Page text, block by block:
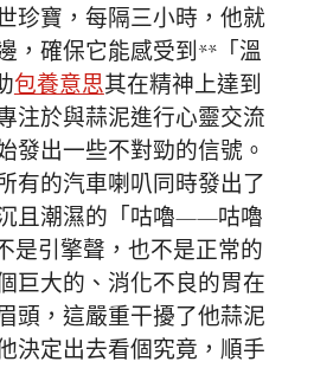
珍寶，每隔三小時，他就
，確保它能感受到**「溫
包養意思其在精神上達到
注於與蒜泥進行心靈交流
發出一些不對勁的信號。
有的汽車喇叭同時發出了
且潮濕的「咕嚕——咕嚕
引擎聲，也不是正常的
巨大的、消化不良的胃在
頭，這嚴重干擾了他蒜泥
決定出去看個究竟，順手